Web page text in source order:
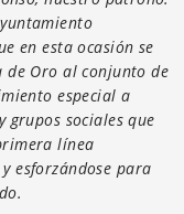
en esta ocasión se
de Oro al conjunto de
especial a
grupos sociales que
línea
esforzándose para